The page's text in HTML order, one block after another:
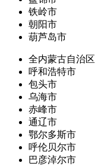
铁岭市
朝阳市
葫芦岛市
全内蒙古自治区
呼和浩特市
包头市
乌海市
赤峰市
通辽市
鄂尔多斯市
呼伦贝尔市
巴彦淖尔市